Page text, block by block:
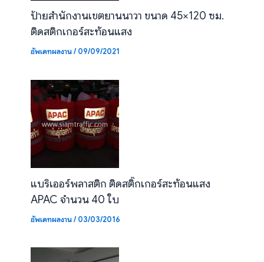
ป้ายสำนักงานเขตยานนาวา ขนาด 45×120 ซม.
ติดสติกเกอร์สะท้อนแสง
อัพเดทผลงาน/09/09/2021
แบริเออร์พลาสติก ติดสติ๊กเกอร์สะท้อนแสง
APAC จำนวน 40 ใบ
อัพเดทผลงาน/03/03/2016